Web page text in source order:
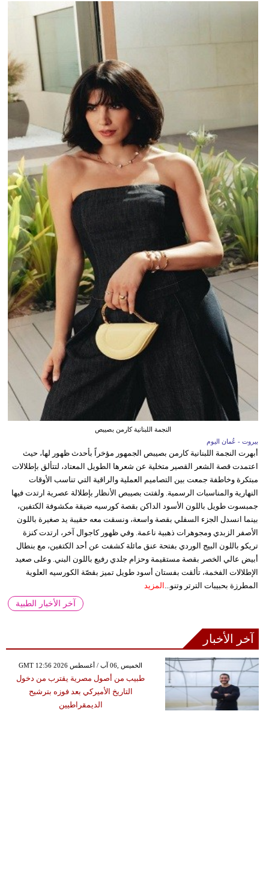
النجمة اللبنانية كارمن بصيبص
بيروت - عُمان اليوم
أبهرت النجمة اللبنانية كارمن بصيبص الجمهور مؤخراً بأحدث ظهور لها، حيث
اعتمدت قصة الشعر القصير متخلية عن شعرها الطويل المعتاد، لتتألق بإطلالات
مبتكرة وخاطفة جمعت بين التصاميم العملية والراقية التي تناسب الأوقات
النهارية والمناسبات الرسمية. ولفتت بصيبص الأنظار بإطلالة عصرية ارتدت فيها
جمبسوت طويل باللون الأسود الداكن بقصة كورسيه ضيقة مكشوفة الكتفين،
بينما انسدل الجزء السفلي بقصة واسعة، ونسقت معه حقيبة يد صغيرة باللون
الأصفر الزبدي ومجوهرات ذهبية ناعمة. وفي ظهور كاجوال آخر، ارتدت كنزة
تريكو باللون البيج الوردي بفتحة عنق مائلة كشفت عن أحد الكتفين، مع بنطال
أبيض عالي الخصر بقصة مستقيمة وحزام جلدي رفيع باللون البني. وعلى صعيد
الإطلالات الفخمة، تألقت بفستان أسود طويل تميز بقصّة الكورسيه العلوية
المطرزة بحبيبات الترتر وتنو... المزيد
آخر الأخبار الطبية
آخر الأخبار
GMT 12:56 2026 الخميس ,06 آب / أغسطس
طبيب من أصول مصرية يقترب من دخول
التاريخ الأميركي بعد فوزه بترشيح
الديمقراطيين